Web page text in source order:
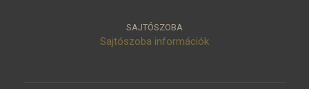
SAJTÓSZOBA
Sajtószoba információk